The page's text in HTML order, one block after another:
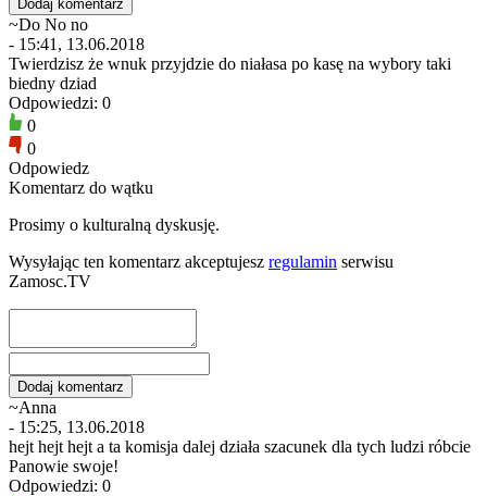
~Do No no
- 15:41, 13.06.2018
Twierdzisz że wnuk przyjdzie do niałasa po kasę na wybory taki
biedny dziad
Odpowiedzi: 0
0
0
Odpowiedz
Komentarz do wątku
Prosimy o kulturalną dyskusję.
Wysyłając ten komentarz akceptujesz regulamin serwisu
Zamosc.TV
~Anna
- 15:25, 13.06.2018
hejt hejt hejt a ta komisja dalej działa szacunek dla tych ludzi róbcie
Panowie swoje!
Odpowiedzi: 0